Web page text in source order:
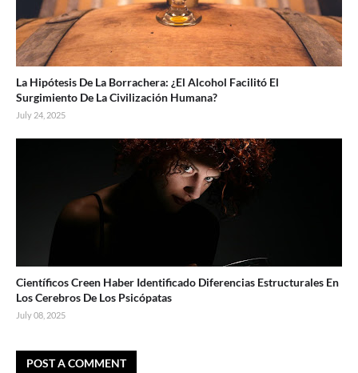
La Hipótesis De La Borrachera: ¿El Alcohol Facilitó El
Surgimiento De La Civilización Humana?
July 24, 2025
Científicos Creen Haber Identificado Diferencias Estructurales En
Los Cerebros De Los Psicópatas
July 08, 2025
POST A COMMENT